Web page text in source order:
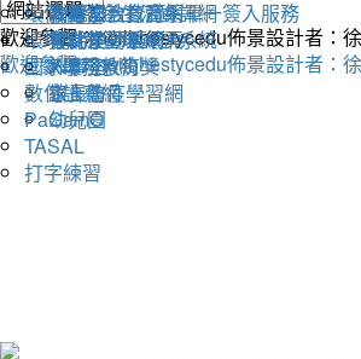
輔導室
會計室
人事室
家長會
幼兒園
人權法治教育網
替代役評鑑網頁
教育部教育體系單一簽入服務
雲端差勤系統
X學務系統
線上防疫學習網
環保署綠色生活資訊網
環境教育管理資訊系統
國家環境教育獎
數位讀寫網
PaGamO
TASAL
打字練習
歡迎參觀：neilhhestycedu佈景設計者：
歡迎參觀：neilhhestycedu佈景設計者：